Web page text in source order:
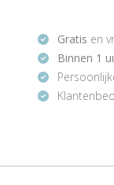
Gratis en
Binnen 1